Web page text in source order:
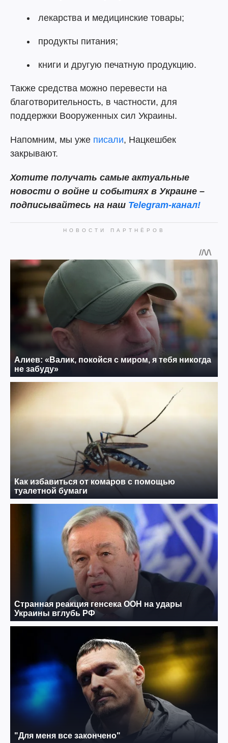
лекарства и медицинские товары;
продукты питания;
книги и другую печатную продукцию.
Также средства можно перевести на
благотворительность, в частности, для
поддержки Вооруженных сил Украины.
Напомним, мы уже писали, Нацкешбек
закрывают.
Хотите получать самые актуальные
новости о войне и событиях в Украине –
подписывайтесь на наш Telegram-канал!